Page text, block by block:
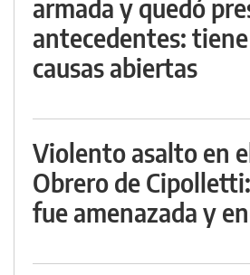
armada y quedó
antecedentes:
causas abiertas
Violento asalto en
Obrero de
fue amenazada y